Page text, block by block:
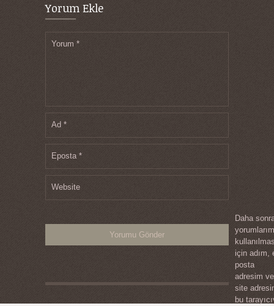
Yorum Ekle
Yorum *
Ad *
Eposta *
Website
Daha
için adım,
posta
adresim ve
site
bu